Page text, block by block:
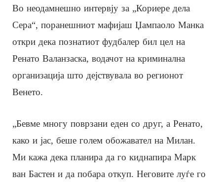
Во неодамнешно интервју за „Кориере дела
Сера“, поранешниот мафијаш Џампаоло Манка
откри дека познатиот фудбалер бил цел на
Ренато Валанзаска, водачот на криминална
организација што дејствувала во регионот
Венето.
„Бевме многу поврзани еден со друг, а Ренато,
како и јас, беше голем обожавател на Милан.
Ми кажа дека планира да го киднапира Марк
ван Бастен и да побара откуп. Неговите луѓе го